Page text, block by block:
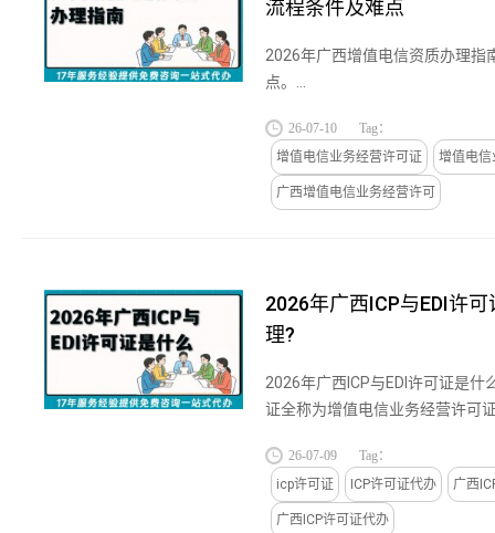
流程条件及难点
2026年广西增值电信资质办理指
点。...
26-07-10
Tag：
增值电信业务经营许可证
增值电信
广西增值电信业务经营许可
2026年广西ICP与EDI许
理?
2026年广西ICP与EDI许可证是什
证全称为增值电信业务经营许可
开展有偿信息服务必备的...
26-07-09
Tag：
icp许可证
ICP许可证代办 广西
广西ICP许可证代办